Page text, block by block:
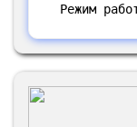
Режим